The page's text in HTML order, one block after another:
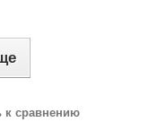
к сравнению